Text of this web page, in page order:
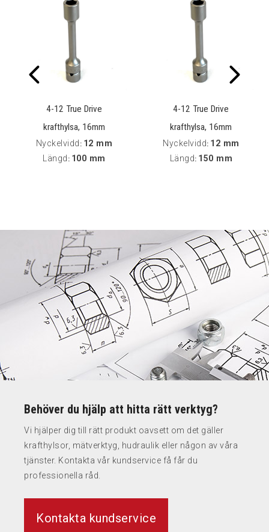
4-12 True Drive
krafthylsa, 16mm
styrning, L=100mm
Nyckelvidd : 12 mm
Längd : 100 mm
4-12 True Drive
krafthylsa, 16mm
styrning, L=150mm
Nyckelvidd: 12 mm
Längd: 150 mm
Behöver du hjälp att hitta rätt verktyg?
Vi hjälper dig till rätt produkt oavsett om det gäller
krafthylsor, mätverktyg, hudraulik eller någon av våra
tjänster. Kontakta vår kundservice få får du
professionella råd.
Kontakta kundservice